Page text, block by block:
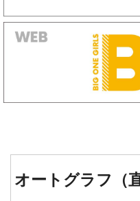
オートグラフ（